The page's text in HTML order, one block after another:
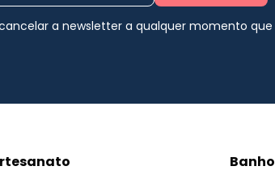
a newsletter a qualquer momento que
Banho